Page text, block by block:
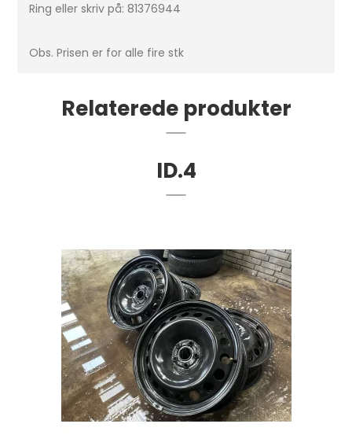
Ring eller skriv på: 81376944
Obs. Prisen er for alle fire stk
Relaterede produkter
ID.4